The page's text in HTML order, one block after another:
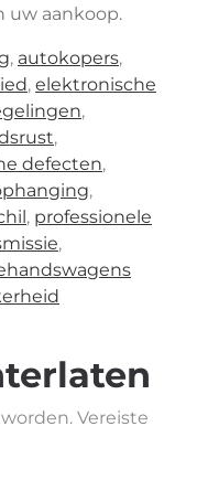
uw aankoop.
, autokopers,
, elektronische
,
,
defecten,
,
, professionele
,
Vereiste